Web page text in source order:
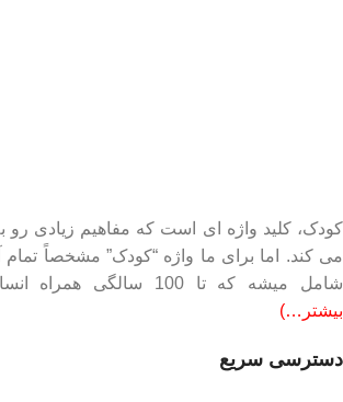
کودک، کلید واژه ای است که مفاهیم زیادی
می کند. اما برای ما واژه “کودک” مشخصاً تمام
شامل میشه که تا 100 سالگی همراه انسان هاست.
بیشتر…)
دسترسی سریع